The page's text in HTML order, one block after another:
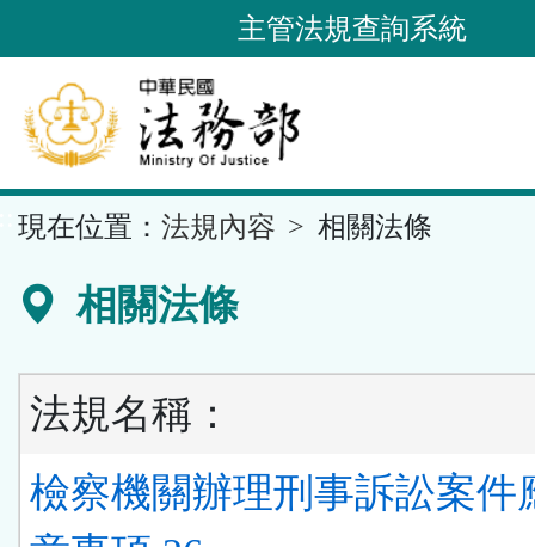
到
要
內
容
區
主管法規查詢系統
現在位置： 法規內容 相關法條
相關法條
法規名稱：
檢察機關辦理刑事訴訟案件